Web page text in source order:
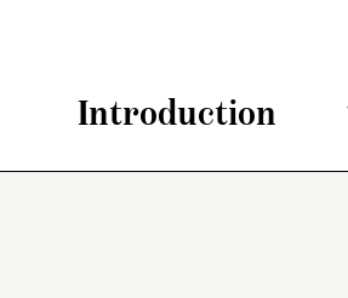
Introduction